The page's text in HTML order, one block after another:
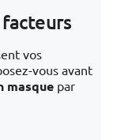
vos
vous avant
masque par